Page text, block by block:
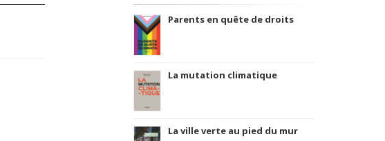
Parents en quête de droits
La mutation climatique
La ville verte au pied du mur